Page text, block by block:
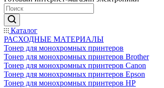
Каталог
РАСХОДНЫЕ МАТЕРИАЛЫ
Тонер для монохромных принтеров
Тонер для монохромных принтеров Brother
Тонер для монохромных принтеров Canon
Тонер для монохромных принтеров Epson
Тонер для монохромных принтеров HP